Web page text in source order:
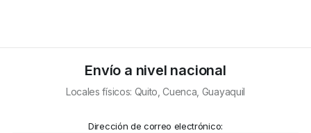
Envío a nivel nacional
Locales físicos: Quito, Cuenca, Guayaquil
Dirección de correo electrónico: